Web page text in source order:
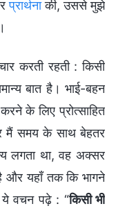
प्रार्थनाकी, उससे मुझे
करती रहती : किसी
बात है। भाई-बहन
के लिए प्रोत्साहित
मैं समय के साथ बेहतर
लगता था, वह अक्सर
और यहाँ तक कि भागने
ये वचन पढ़े : “किसी भी